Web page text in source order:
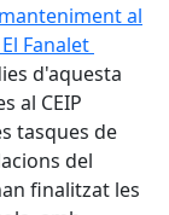
al
Fanalet
d'aquesta
al CEIP
tasques de
del
finalitzat les